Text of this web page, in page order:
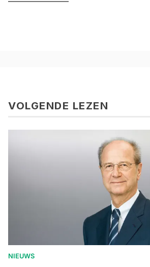
VOLGENDE LEZEN
NIEUWS